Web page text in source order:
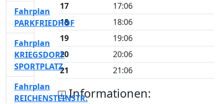
17
17:06
18
18:06
19
19:06
20
20:06
21
21:06
Informationen:
Fahrplan
PARKFRIEDHOF
Fahrplan
KRIEGSDORF
SPORTPLATZ
Fahrplan
REICHENSTEINSTR.